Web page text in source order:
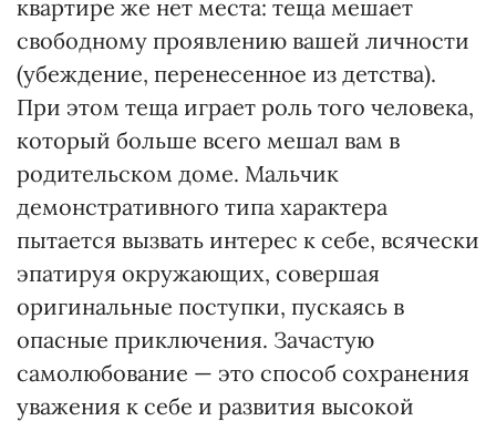
квартире же нет места: теща мешает
свободному проявлению вашей личности
(убеждение, перенесенное из детства).
При этом теща играет роль того человека,
который больше всего мешал вам в
родительском доме. Мальчик
демонстративного типа характера
пытается вызвать интерес к себе, всячески
эпатируя окружающих, совершая
оригинальные поступки, пускаясь в
опасные приключения. Зачастую
самолюбование — это способ сохранения
уважения к себе и развития высокой